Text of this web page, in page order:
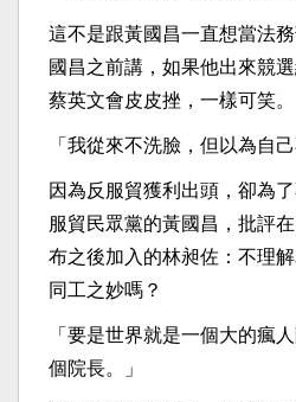
這不是跟黃國昌一直想當法
國昌之前講，如果他出來競
蔡英文會皮皮挫，一樣可笑。
「我從來不洗臉，但以為自己
因為反服貿獲利出頭，卻為
服貿民眾黨的黃國昌，批評
布之後加入的林昶佐：不理
同工之妙嗎？
「要是世界就是一個大的瘋
個院長。」